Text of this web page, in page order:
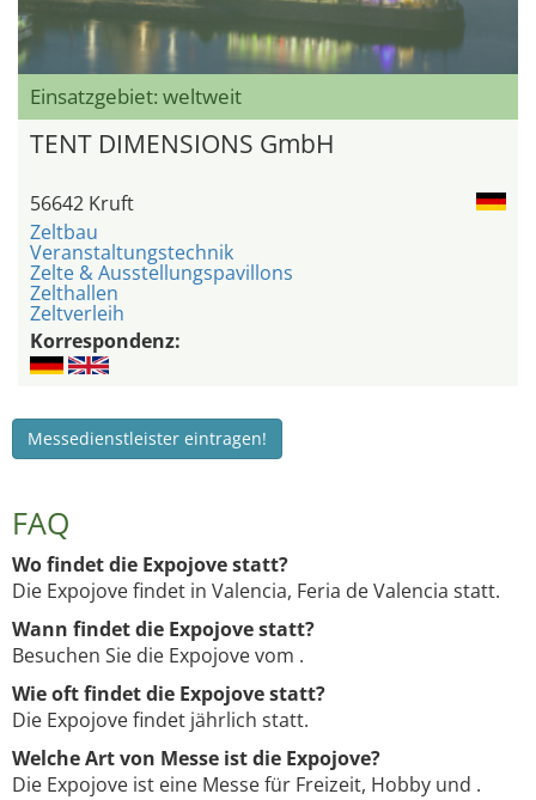
Einsatzgebiet: weltweit
TENT DIMENSIONS GmbH
56642 Kruft
Zeltbau
Veranstaltungstechnik
Zelte & Ausstellungspavillons
Zelthallen
Zeltverleih
Korrespondenz:
Messedienstleister eintragen!
FAQ
Wo findet die Expojove statt?
Die Expojove findet in Valencia, Feria de Valencia statt.
Wann findet die Expojove statt?
Besuchen Sie die Expojove vom .
Wie oft findet die Expojove statt?
Die Expojove findet jährlich statt.
Welche Art von Messe ist die Expojove?
Die Expojove ist eine Messe für Freizeit, Hobby und .